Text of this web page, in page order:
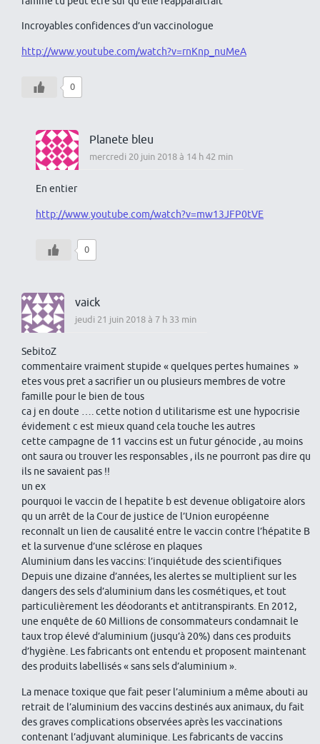
Incroyables confidences d’un vaccinologue
http://www.youtube.com/watch?v=rnKnp_nuMeA
0
Planete bleu
mercredi 20 juin 2018 à 14 h 42 min
En entier
http://www.youtube.com/watch?v=mw13JFP0tVE
0
vaick
jeudi 21 juin 2018 à 7 h 33 min
SebitoZ
commentaire vraiment stupide « quelques pertes humaines »
etes vous pret a sacrifier un ou plusieurs membres de votre
famille pour le bien de tous
ca j en doute …. cette notion d utilitarisme est une hypocrisie
évidement c est mieux quand cela touche les autres
cette campagne de 11 vaccins est un futur génocide , au moins
ont saura ou trouver les responsables , ils ne pourront pas dire qu
ils ne savaient pas !!
un ex
pourquoi le vaccin de l hepatite b est devenue obligatoire alors
qu un arrêt de la Cour de justice de l’Union européenne
reconnaît un lien de causalité entre le vaccin contre l’hépatite B
et la survenue d’une sclérose en plaques
Aluminium dans les vaccins: l’inquiétude des scientifiques
Depuis une dizaine d’années, les alertes se multiplient sur les
dangers des sels d’aluminium dans les cosmétiques, et tout
particulièrement les déodorants et antitranspirants. En 2012,
une enquête de 60 Millions de consommateurs condamnait le
taux trop élevé d’aluminium (jusqu’à 20%) dans ces produits
d’hygiène. Les fabricants ont entendu et proposent maintenant
des produits labellisés « sans sels d’aluminium ».
La menace toxique que fait peser l’aluminium a même abouti au
retrait de l’aluminium des vaccins destinés aux animaux, du fait
des graves complications observées après les vaccinations
contenant l’adjuvant aluminique. Les fabricants de vaccins